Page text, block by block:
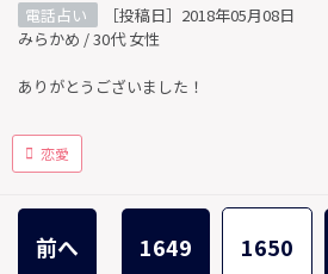
電話占い
［投稿日］2018年05月08日
みらかめ / 30代 女性
ありがとうございました！
恋愛
前へ 1649 1650